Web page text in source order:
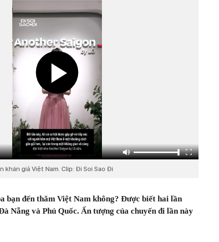
khán giả Việt Nam. Clip: Đi Soi Sao Đi
bạn đến thăm Việt Nam không? Được biết hai lần
Nẵng và Phú Quốc. Ấn tượng của chuyến đi lần này